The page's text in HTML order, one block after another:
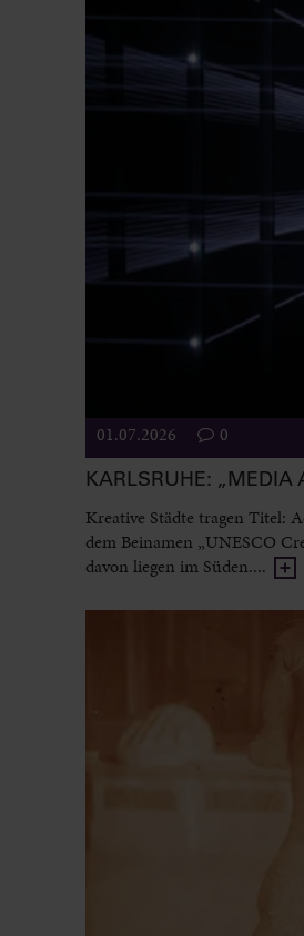
01.07.2026 0
KARLSRUHE: „MEDIA
Kreative Städte tragen Titel:
dem Beinamen „UNESCO
davon liegen im Süden....